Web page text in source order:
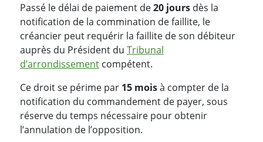
Passé le délai de paiement de20 jours dès la
notification de la commination de faillite, le
créancier peut requérir la faillite de son débiteur
auprès du Président du Tribunal
d’arrondissement compétent.
Ce droit se périme par 15 moisà compter de la
notification du commandement de payer, sous
réserve du temps nécessaire pour obtenir
l’annulation de l’opposition.